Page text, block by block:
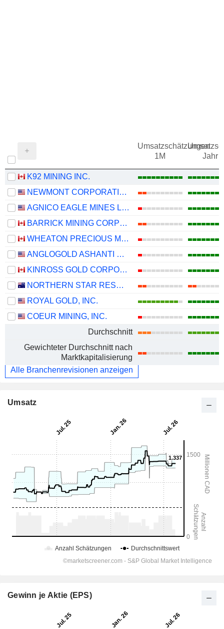
Umsatzschätzungen
1M
Jahr
K92 MINING INC.
NEWMONT CORPORATION
AGNICO EAGLE MINES LIMITED
BARRICK MINING CORPORATION
WHEATON PRECIOUS METALS CORP.
ANGLOGOLD ASHANTI PLC
KINROSS GOLD CORPORATION
NORTHERN STAR RESOURCES LIMITED
ROYAL GOLD, INC.
COEUR MINING, INC.
Durchschnitt
Gewichteter Durchschnitt nach
Marktkapitalisierung
Alle Branchenrevisionen anzeigen
Umsatz
Gewinn je Aktie (EPS)